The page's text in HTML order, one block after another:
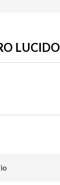
LUCIDO